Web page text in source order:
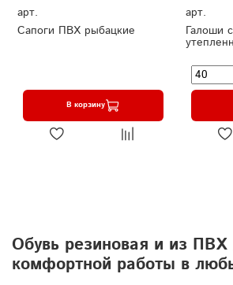
арт.
Сапоги ПВХ рыбацкие
В корзину
арт.
Галоши
Обувь резиновая и из ПВХ
комфортной работы в